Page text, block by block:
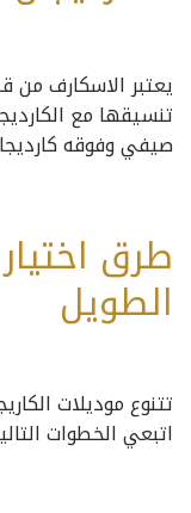
يعتبر الاسكارف من
تنسيقها مع
صيفي وفوقه
طرق
الطويل
تتنوع موديلات
اتبعي الخطوات